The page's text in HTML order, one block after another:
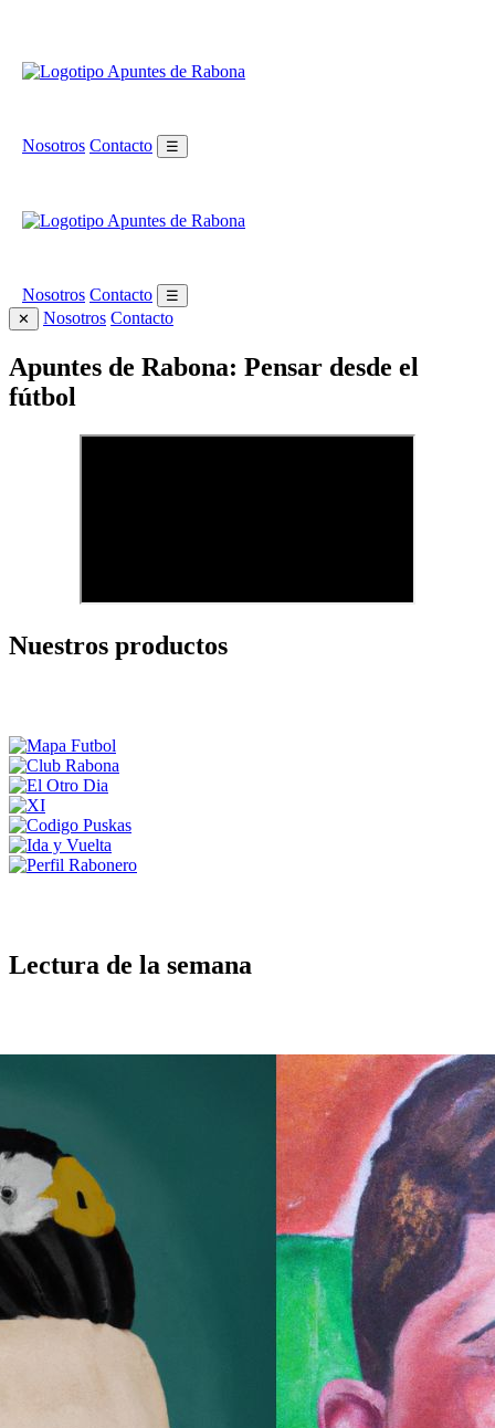
Nosotros Contacto ☰
Nosotros Contacto
☰
✕
Nosotros Contacto
Apuntes de Rabona: Pensar desde el
fútbol
Nuestros productos
Lectura de la semana